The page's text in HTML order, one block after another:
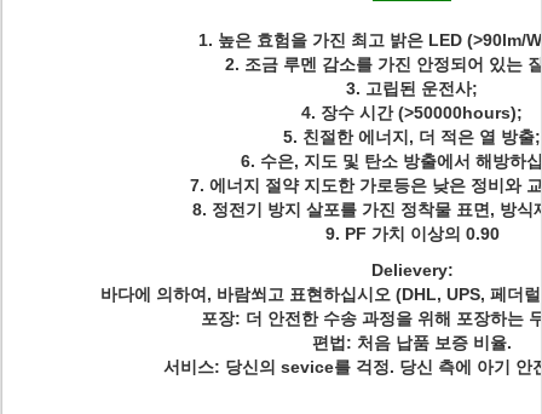
1. 높은 효험을 가진 최고 밝은 LED (>90lm/
2. 조금 루멘 감소를 가진 안정되어 있는
3. 고립된 운전사;
4. 장수 시간 (>50000hours);
5. 친절한 에너지, 더 적은 열 방출;
6. 수은, 지도 및 탄소 방출에서 해방하
7. 에너지 절약 지도한 가로등은 낮은 정비와
8. 정전기 방지 살포를 가진 정착물 표면, 방식
9. PF 가치 이상의 0.90
Delievery:
바다에 의하여, 바람쐬고 표현하십시오 (DHL, UPS, 페더
포장: 더 안전한 수송 과정을 위해 포장하는
편법: 처음 납품 보증 비율.
서비스: 당신의 sevice를 걱정. 당신 측에 아기 안